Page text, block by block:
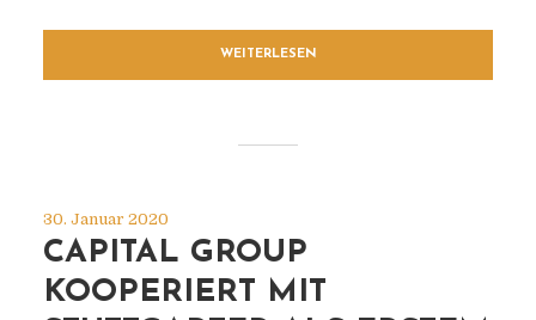
WEITERLESEN
30. Januar 2020
CAPITAL GROUP
KOOPERIERT MIT